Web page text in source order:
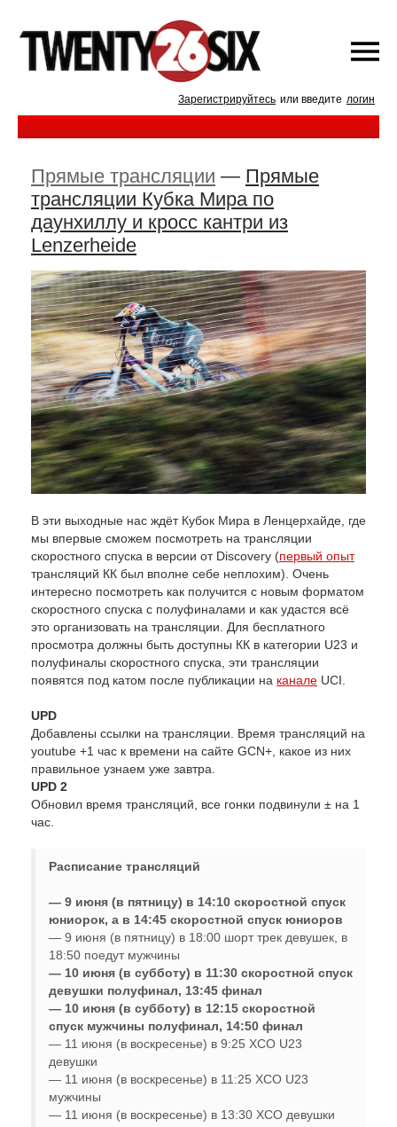
Зарегистрируйтесь или введите логин
Прямые трансляции — Прямые
трансляции Кубка Мира по
даунхиллу и кросс кантри из
Lenzerheide
В эти выходные нас ждёт Кубок Мира в Ленцерхайде, где
мы впервые сможем посмотреть на трансляции
скоростного спуска в версии от Discovery (первый опыт
трансляций КК был вполне себе неплохим). Очень
интересно посмотреть как получится с новым форматом
скоростного спуска с полуфиналами и как удастся всё
это организовать на трансляции. Для бесплатного
просмотра должны быть доступны КК в категории U23 и
полуфиналы скоростного спуска, эти трансляции
появятся под катом после публикации на канале UCI.
UPD
Добавлены ссылки на трансляции. Время трансляций на
youtube +1 час к времени на сайте GCN+, какое из них
правильное узнаем уже завтра.
UPD 2
Обновил время трансляций, все гонки подвинули ± на 1
час.
Расписание трансляций
— 9 июня (в пятницу) в 14:10 скоростной спуск
юниорок, а в 14:45 скоростной спуск юниоров
— 9 июня (в пятницу) в 18:00 шорт трек девушек, в
18:50 поедут мужчины
— 10 июня (в субботу) в 11:30 скоростной спуск
девушки полуфинал, 13:45 финал
— 10 июня (в субботу) в 12:15 скоростной
спуск мужчины полуфинал, 14:50 финал
— 11 июня (в воскресенье) в 9:25 XCO U23
девушки
— 11 июня (в воскресенье) в 11:25 XCO U23
мужчины
— 11 июня (в воскресенье) в 13:30 XCO девушки